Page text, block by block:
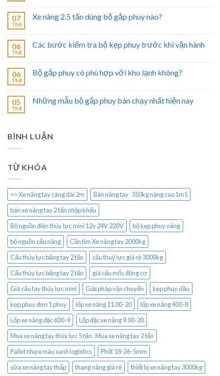
07
Th8
Xe nâng 2.5 tấn dùng bộ gắp phuy nào?
06
Th8
Các bước kiểm tra bộ kẹp phuy trước khi vận hành
06
Th8
Bộ gắp phuy có phù hợp với kho lạnh không?
05
Th8
Những mẫu bộ gắp phuy bán chạy nhất hiện nay
BÌNH LUẬN
TỪ KHÓA
=> Xe nâng tay càng dài 2m
Bàn nâng tay 350kg nâng cao 1m5
bán xe nâng tay 2 tấn nhập khẩu
Bộ nguồn điện thủy lực mini 12v 24V 220V
bộ kẹp phuy nâng
bộ nguồn cẩu nâng
Cần tìm Xe nâng tay 2000kg
Cẩu thủy lực bằng tay 2 tấn
cẩu thuỷ lực giá rẻ 3000kg
Cẩu thủy lực bằng tay 2 tấn
giá cẩu mốc động cơ
Giá cẩu tay thủy lực mini
Giải pháp vận chuyển
kẹp phuy dầu
kẹp phuy đơn 1 phuy
lốp xe nâng 11.00-20
lốp xe nâng 400-8
Lốp xe nâng đặc 600-9
Lốp đặc xe nâng 9.00-20
Mua xe nâng tay thủy lực 5 tấn. Mua xe nâng tay 2 tấn
Pallet nhựa màu xanh logistics
Phốt 18-26-5mm
sữa xe nâng tay thấp
thang nâng giá rẻ
thiết bị xe nâng tay 3000kg